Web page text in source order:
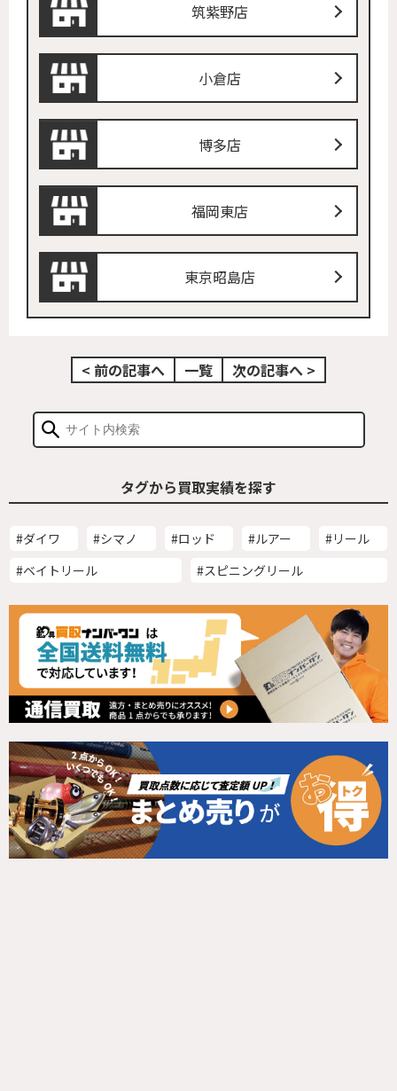
筑紫野店
小倉店
博多店
福岡東店
東京昭島店
< 前の記事へ 一覧 次の記事へ >
タグから買取実績を探す
#ダイワ #シマノ #ロッド #ルアー
#リール
#ベイトリール
#スピニングリール